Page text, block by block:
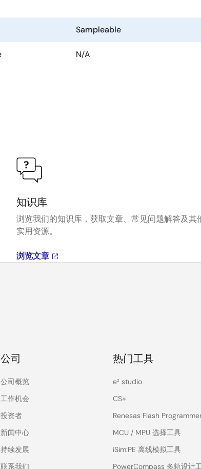
Sampleable
N/A
知识库
浏览我们的知识库，获取文章、常见问题解答及其
实用资源。
浏览文章
公司
公司概览
工作机会
投资者
新闻中心
持续发展
联系我们
热门工具
e² studio
CS+
Renesas Flash
MCU / MPU 选择工具
iSim:PE 离线模拟工具
PowerCompass 多轨设计